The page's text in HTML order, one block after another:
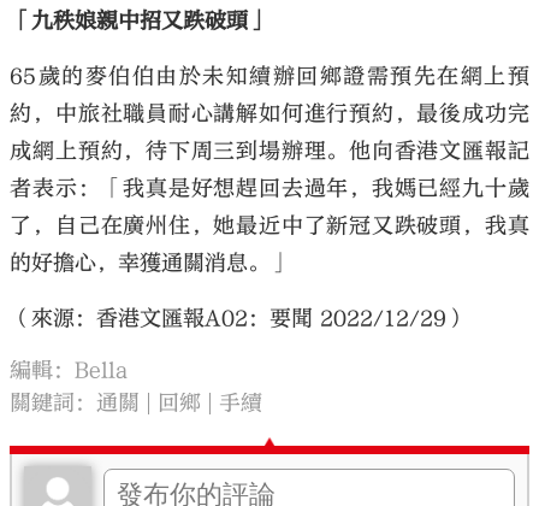
「九秩娘親中招又跌破頭」
65歲的麥伯伯由於未知續辦回鄉證需預先在網上預
約，中旅社職員耐心講解如何進行預約，最後成功完
成網上預約，待下周三到場辦理。他向香港文匯報記
者表示：「我真是好想趕回去過年，我媽已經九十歲
了，自己在廣州住，她最近中了新冠又跌破頭，我真
的好擔心，幸獲通關消息。」
（來源：香港文匯報A02：要聞 2022/12/29）
編輯：Bella
關鍵詞： 通關 回鄉 手續